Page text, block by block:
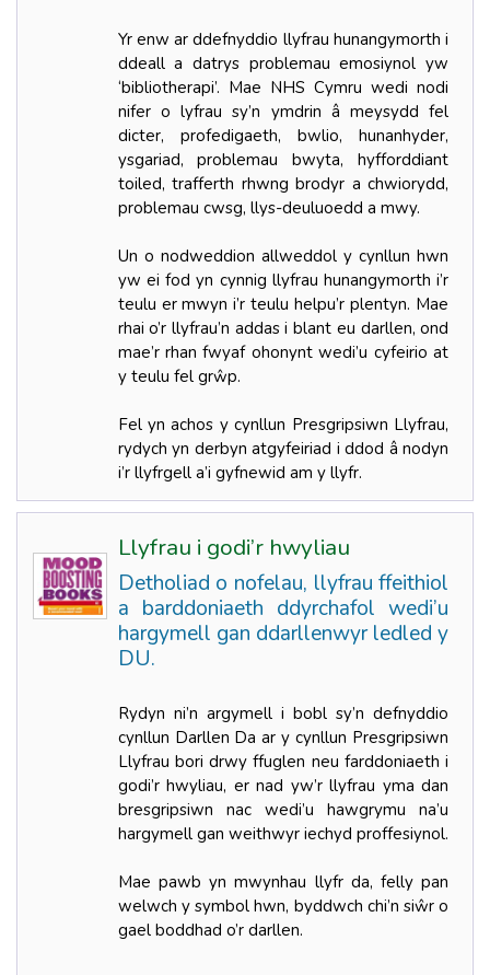
Yr enw ar ddefnyddio llyfrau hunangymorth i
ddeall a datrys problemau emosiynol yw
‘bibliotherapi’. Mae NHS Cymru wedi nodi
nifer o lyfrau sy’n ymdrin â meysydd fel
dicter, profedigaeth, bwlio, hunanhyder,
ysgariad, problemau bwyta, hyfforddiant
toiled, trafferth rhwng brodyr a chwiorydd,
problemau cwsg, llys-deuluoedd a mwy.
Un o nodweddion allweddol y cynllun hwn
yw ei fod yn cynnig llyfrau hunangymorth i’r
teulu er mwyn i’r teulu helpu’r plentyn. Mae
rhai o’r llyfrau’n addas i blant eu darllen, ond
mae’r rhan fwyaf ohonynt wedi’u cyfeirio at
y teulu fel grŵp.
Fel yn achos y cynllun Presgripsiwn Llyfrau,
rydych yn derbyn atgyfeiriad i ddod â nodyn
i’r llyfrgell a’i gyfnewid am y llyfr.
Llyfrau i godi’r hwyliau
Detholiad o nofelau, llyfrau ffeithiol
a barddoniaeth ddyrchafol wedi’u
hargymell gan ddarllenwyr ledled y
DU.
Rydyn ni’n argymell i bobl sy’n defnyddio
cynllun Darllen Da ar y cynllun Presgripsiwn
Llyfrau bori drwy ffuglen neu farddoniaeth i
godi’r hwyliau, er nad yw’r llyfrau yma dan
bresgripsiwn nac wedi’u hawgrymu na’u
hargymell gan weithwyr iechyd proffesiynol.
Mae pawb yn mwynhau llyfr da, felly pan
welwch y symbol hwn, byddwch chi’n siŵr o
gael boddhad o’r darllen.